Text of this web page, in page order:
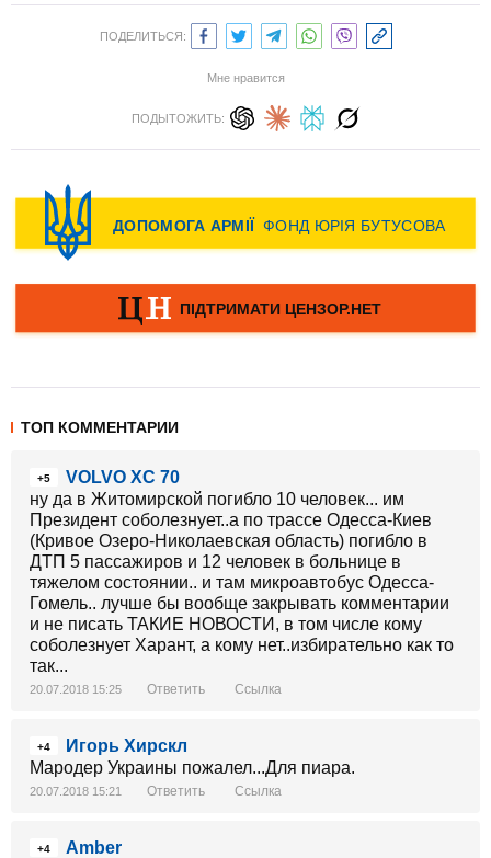
ПОДЕЛИТЬСЯ:
Мне нравится
ПОДЫТОЖИТЬ:
ТОП КОММЕНТАРИИ
+5
VOLVO XC 70
ну да в Житомирской погибло 10 человек... им
Президент соболезнует..а по трассе Одесса-Киев
(Кривое Озеро-Николаевская область) погибло в
ДТП 5 пассажиров и 12 человек в больнице в
тяжелом состоянии.. и там микроавтобус Одесса-
Гомель.. лучше бы вообще закрывать комментарии
и не писать ТАКИЕ НОВОСТИ, в том числе кому
соболезнует Харант, а кому нет..избирательно как то
так...
20.07.2018 15:25 Ответить Ссылка
+4
Игорь Хирскл
Мародер Украины пожалел...Для пиара.
20.07.2018 15:21 Ответить Ссылка
+4
Amber